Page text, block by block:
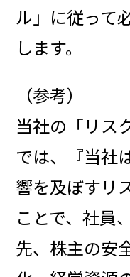
ル」に従って
します。
（参考）
当社の「リス
では、『当社
響を及ぼすリ
ことで、社員
先、株主の安